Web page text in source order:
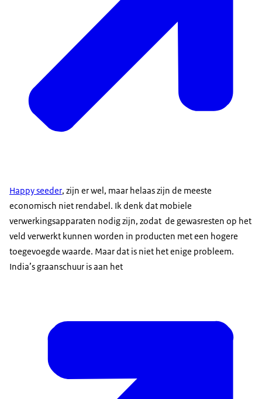
Happy seeder, zijn er wel, maar helaas zijn de meeste
economisch niet rendabel. Ik denk dat mobiele
verwerkingsapparaten nodig zijn, zodat de gewasresten op het
veld verwerkt kunnen worden in producten met een hogere
toegevoegde waarde. Maar dat is niet het enige probleem.
India’s graanschuur is aan het